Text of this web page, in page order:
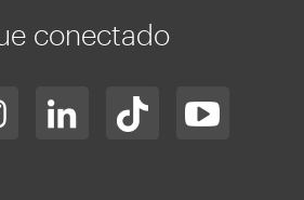
conectado